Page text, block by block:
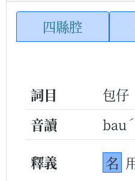
四縣腔
詞目
包仔
音讀
bau ˊ
釋義 名